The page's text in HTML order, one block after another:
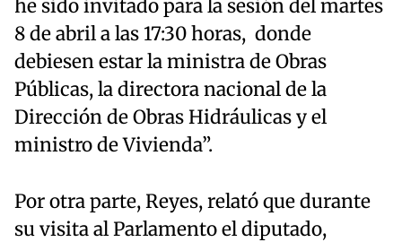
he sido invitado para la sesión del martes
8 de abril a las 17:30 horas, donde
debiesen estar la ministra de Obras
Públicas, la directora nacional de la
Dirección de Obras Hidráulicas y el
ministro de Vivienda”.
Por otra parte, Reyes, relató que durante
su visita al Parlamento el diputado,